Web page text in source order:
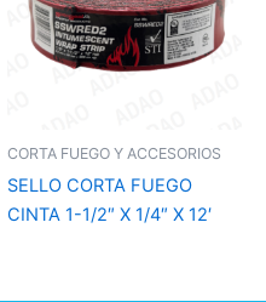
CORTA FUEGO Y ACCESORIOS
SELLO CORTA FUEGO
CINTA 1-1/2″ X 1/4″ X 12′